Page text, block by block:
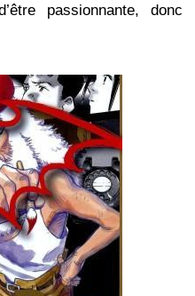
passionnante, donc